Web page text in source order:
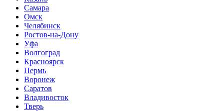
Самара
Омск
Челябинск
Ростов-на-Дону
Уфа
Волгоград
Красноярск
Пермь
Воронеж
Саратов
Владивосток
Тверь